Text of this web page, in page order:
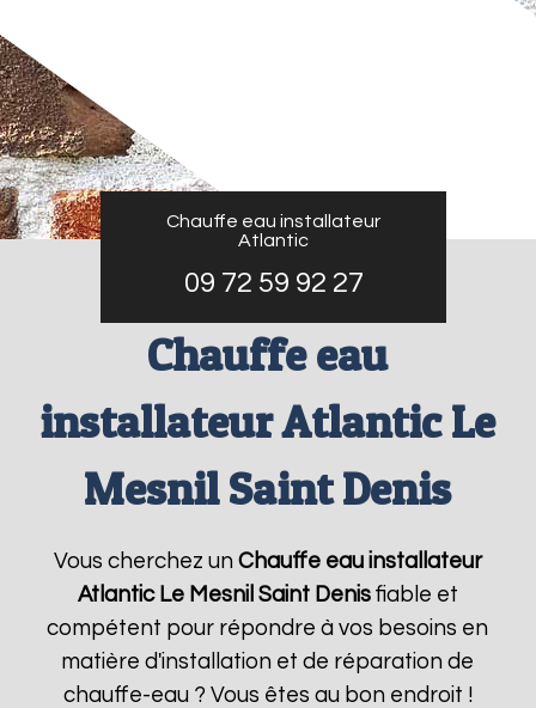
Chauffe eau installateur
Atlantic
09 72 59 92 27
Chauffe eau
installateur Atlantic Le
Mesnil Saint Denis
Vous cherchez un Chauffe eau installateur
Atlantic Le Mesnil Saint Denisfiable et
compétent pour répondre à vos besoins en
matière d'installation et de réparation de
chauffe-eau ? Vous êtes au bon endroit !